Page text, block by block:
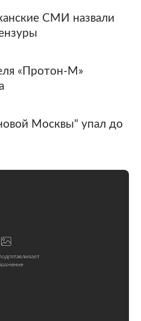
СМИ назвали
«Протон-М»
Москвы" упал до